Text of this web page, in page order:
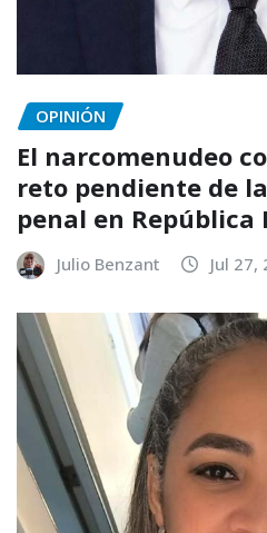
OPINIÓN
El narcomenudeo
reto pendiente de
penal en República
Julio Benzant Jul 27,